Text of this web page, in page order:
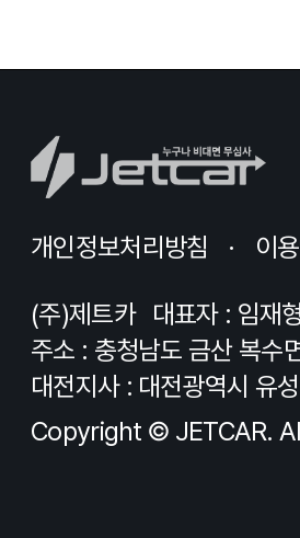
개인정보처리방침 이
(주)제트카 대표자 : 임재형
주소 : 충청남도 금산 복수
대전지사 : 대전광역시 유
Copyright © JETCAR.